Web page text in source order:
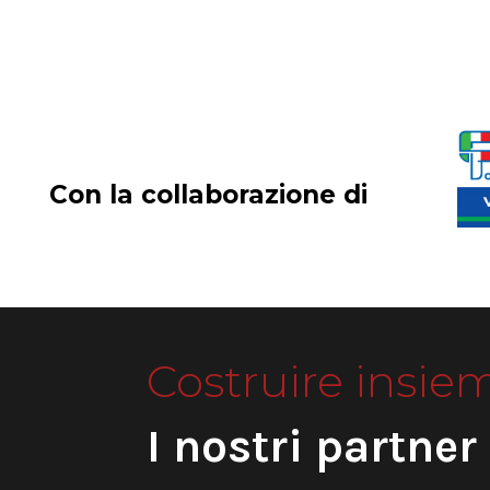
Con la collaborazione di
Costruire
I nostri partner